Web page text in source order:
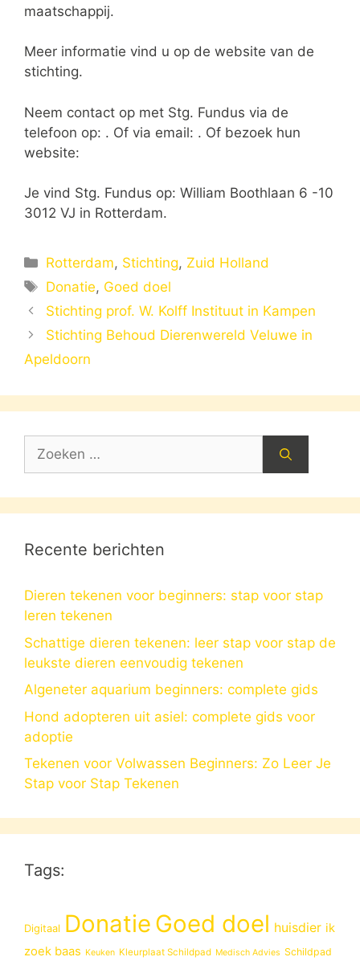
maatschappij.
Meer informatie vind u op de website van de
stichting.
Neem contact op met Stg. Fundus via de
telefoon op: . Of via email: . Of bezoek hun
website:
Je vind Stg. Fundus op: William Boothlaan 6 -10
3012 VJ in Rotterdam.
Categorieën
Rotterdam, Stichting, Zuid Holland
Tags
Donatie, Goed doel
Stichting prof. W. Kolff Instituut in Kampen
Stichting Behoud Dierenwereld Veluwe in
Apeldoorn
Zoek
Recente berichten
Dieren tekenen voor beginners: stap voor stap
leren tekenen
Schattige dieren tekenen: leer stap voor stap de
leukste dieren eenvoudig tekenen
Algeneter aquarium beginners: complete gids
Hond adopteren uit asiel: complete gids voor
adoptie
Tekenen voor Volwassen Beginners: Zo Leer Je
Stap voor Stap Tekenen
Tags:
Digitaal Donatie Goed doel huisdier ik
zoek baas Keuken Kleurplaat Schildpad Medisch Advies Schildpad